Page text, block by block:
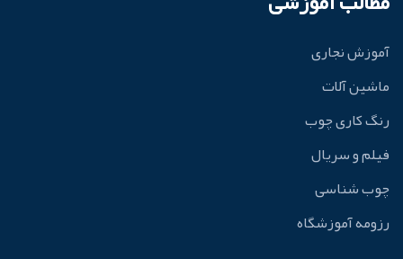
آموزش نجاری
ماشین آلات
رنگ کاری چوب
فیلم و سریال
چوب شناسی
رزومه آموزشگاه